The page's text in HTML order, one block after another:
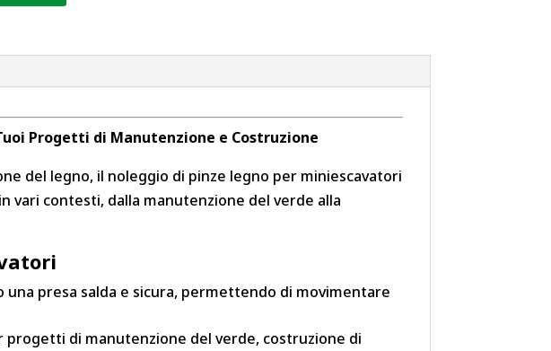
Progetti di Manutenzione e Costruzione
del legno, il noleggio di pinze legno per miniescavatori
vari contesti, dalla manutenzione del verde alla
presa salda e sicura, permettendo di movimentare
di manutenzione del verde, costruzione di